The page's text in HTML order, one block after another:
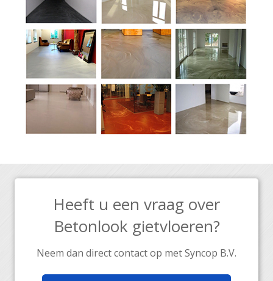
Heeft u een vraag over
Betonlook gietvloeren?
Neem dan direct contact op met Syncop B.V.